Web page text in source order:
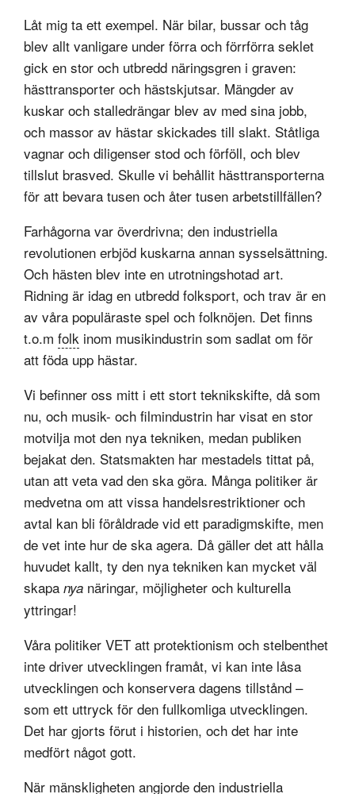
Låt mig ta ett exempel. När bilar, bussar och tåg
blev allt vanligare under förra och förrförra seklet
gick en stor och utbredd näringsgren i graven:
hästtransporter och hästskjutsar. Mängder av
kuskar och stalledrängar blev av med sina jobb,
och massor av hästar skickades till slakt. Ståtliga
vagnar och diligenser stod och förföll, och blev
tillslut brasved. Skulle vi behållit hästtransporterna
för att bevara tusen och åter tusen arbetstillfällen?
Farhågorna var överdrivna; den industriella
revolutionen erbjöd kuskarna annan sysselsättning.
Och hästen blev inte en utrotningshotad art.
Ridning är idag en utbredd folksport, och trav är en
av våra populäraste spel och folknöjen. Det finns
t.o.m folk inom musikindustrin som sadlat om för
att föda upp hästar.
Vi befinner oss mitt i ett stort teknikskifte, då som
nu, och musik- och filmindustrin har visat en stor
motvilja mot den nya tekniken, medan publiken
bejakat den. Statsmakten har mestadels tittat på,
utan att veta vad den ska göra. Många politiker är
medvetna om att vissa handelsrestriktioner och
avtal kan bli föråldrade vid ett paradigmskifte, men
de vet inte hur de ska agera. Då gäller det att hålla
huvudet kallt, ty den nya tekniken kan mycket väl
skapa nya näringar, möjligheter och kulturella
yttringar!
Våra politiker VET att protektionism och stelbenthet
inte driver utvecklingen framåt, vi kan inte låsa
utvecklingen och konservera dagens tillstånd –
som ett uttryck för den fullkomliga utvecklingen.
Det har gjorts förut i historien, och det har inte
medfört något gott.
När mänskligheten angjorde den industriella